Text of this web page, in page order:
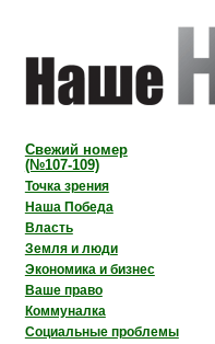
Свежий номер
(№107-109)
Точка зрения
Наша Победа
Власть
Земля и люди
Экономика и бизнес
Ваше право
Коммуналка
Социальные проблемы